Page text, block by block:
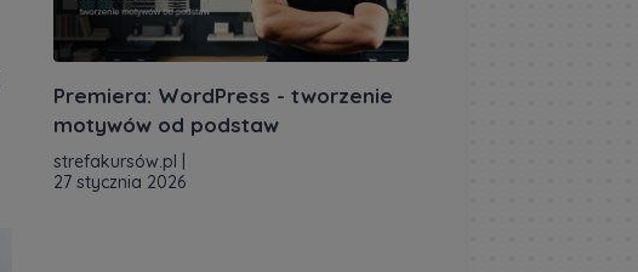
Premiera: WordPress - tworzenie
motywów od podstaw
strefakursów.pl
27 stycznia 2026